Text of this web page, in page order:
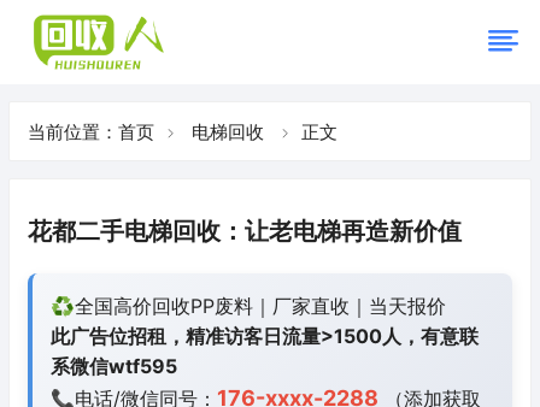
当前位置： 首页 电梯回收 正文
花都二手电梯回收：让老电梯再造新价值
♻️全国高价回收PP废料｜厂家直收｜当天报价
此广告位招租，精准访客日流量>1500人，有意联
系微信wtf595
📞电话/微信同号： 176-xxxx-2288 （添加获取